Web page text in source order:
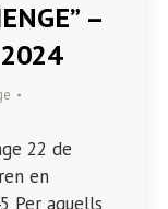
–
22 de
en
Per aquells